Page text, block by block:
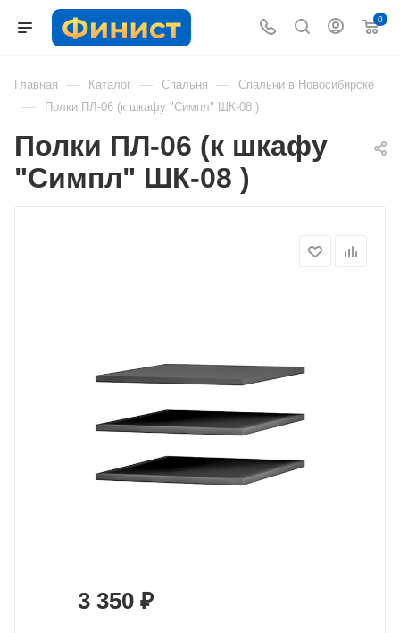
0
Главная — Каталог — Спальня — Спальни в Новосибирске
— Полки ПЛ-06 (к шкафу "Симпл" ШК-08 )
Полки ПЛ-06 (к шкафу
"Симпл" ШК-08 )
3 350 ₽